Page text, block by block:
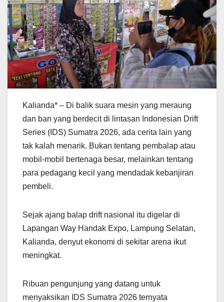
Kalianda* – Di balik suara mesin yang meraung
dan ban yang berdecit di lintasan Indonesian Drift
Series (IDS) Sumatra 2026, ada cerita lain yang
tak kalah menarik. Bukan tentang pembalap atau
mobil-mobil bertenaga besar, melainkan tentang
para pedagang kecil yang mendadak kebanjiran
pembeli.
Sejak ajang balap drift nasional itu digelar di
Lapangan Way Handak Expo, Lampung Selatan,
Kalianda, denyut ekonomi di sekitar arena ikut
meningkat.
Ribuan pengunjung yang datang untuk
menyaksikan IDS Sumatra 2026 ternyata